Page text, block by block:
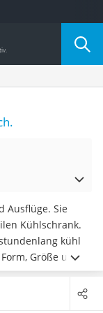
Ausflüge. Sie
Kühlschrank.
kühl
Größe und
wir elf